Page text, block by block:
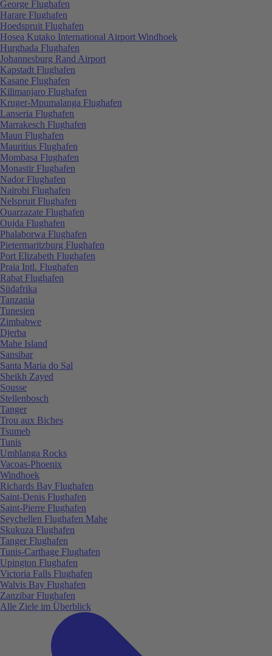
George Flughafen
Harare Flughafen
Hoedspruit Flughafen
Hosea Kutako International Airport Windhoek
Hurghada Flughafen
Johannesburg Rand Airport
Kapstadt Flughafen
Kasane Flughafen
Kilimanjaro Flughafen
Kruger-Mpumalanga Flughafen
Lanseria Flughafen
Marrakesch Flughafen
Maun Flughafen
Mauritius Flughafen
Mombasa Flughafen
Monastir Flughafen
Nador Flughafen
Nairobi Flughafen
Nelspruit Flughafen
Ouarzazate Flughafen
Oujda Flughafen
Phalaborwa Flughafen
Pietermaritzburg Flughafen
Port Elizabeth Flughafen
Praia Intl. Flughafen
Rabat Flughafen
Südafrika
Tanzania
Tunesien
Zimbabwe
Djerba
Mahe Island
Sansibar
Santa Maria do Sal
Sheikh Zayed
Sousse
Stellenbosch
Tanger
Trou aux Biches
Tsumeb
Tunis
Umhlanga Rocks
Vacoas-Phoenix
Windhoek
Richards Bay Flughafen
Saint-Denis Flughafen
Saint-Pierre Flughafen
Seychellen Flughafen Mahe
Skukuza Flughafen
Tanger Flughafen
Tunis-Carthage Flughafen
Upington Flughafen
Victoria Falls Flughafen
Walvis Bay Flughafen
Zanzibar Flughafen
Alle Ziele im Überblick